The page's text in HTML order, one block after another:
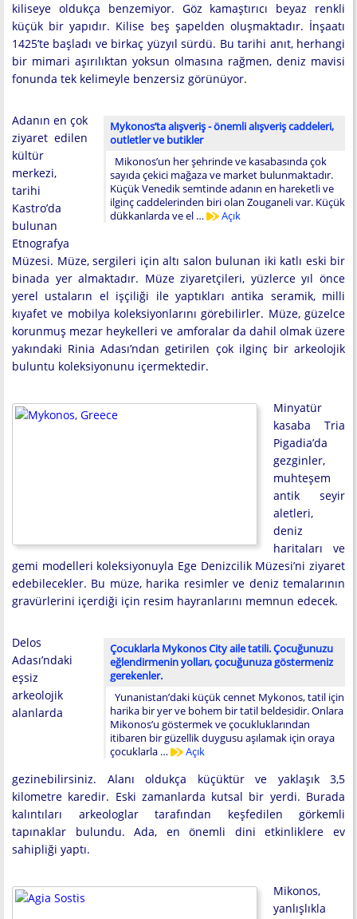
kiliseye oldukça benzemiyor. Göz kamaştırıcı beyaz renkli
küçük bir yapıdır. Kilise beş şapelden oluşmaktadır. İnşaatı
1425’te başladı ve birkaç yüzyıl sürdü. Bu tarihi anıt, herhangi
bir mimari aşırılıktan yoksun olmasına rağmen, deniz mavisi
fonunda tek kelimeyle benzersiz görünüyor.
Mykonos’ta alışveriş - önemli alışveriş caddeleri,
outletler ve butikler
Mikonos’un her şehrinde ve kasabasında çok
sayıda çekici mağaza ve market bulunmaktadır.
Küçük Venedik semtinde adanın en hareketli ve
ilginç caddelerinden biri olan Zouganeli var. Küçük
dükkanlarda ve el …
Açık
Adanın en çok
ziyaret edilen
kültür
merkezi,
tarihi
Kastro’da
bulunan
Etnografya
Müzesi. Müze, sergileri için altı salon bulunan iki katlı eski bir
binada yer almaktadır. Müze ziyaretçileri, yüzlerce yıl önce
yerel ustaların el işçiliği ile yaptıkları antika seramik, milli
kıyafet ve mobilya koleksiyonlarını görebilirler. Müze, güzelce
korunmuş mezar heykelleri ve amforalar da dahil olmak üzere
yakındaki Rinia Adası’ndan getirilen çok ilginç bir arkeolojik
buluntu koleksiyonunu içermektedir.
Minyatür
kasaba Tria
Pigadia’da
gezginler,
muhteşem
antik seyir
aletleri,
deniz
haritaları ve
gemi modelleri koleksiyonuyla Ege Denizcilik Müzesi’ni ziyaret
edebilecekler. Bu müze, harika resimler ve deniz temalarının
gravürlerini içerdiği için resim hayranlarını memnun edecek.
Çocuklarla Mykonos City aile tatili. Çocuğunuzu
eğlendirmenin yolları, çocuğunuza göstermeniz
gerekenler.
Yunanistan’daki küçük cennet Mykonos, tatil için
harika bir yer ve bohem bir tatil beldesidir. Onlara
Mikonos’u göstermek ve çocukluklarından
itibaren bir güzellik duygusu aşılamak için oraya
çocuklarla …
Açık
Delos
Adası’ndaki
eşsiz
arkeolojik
alanlarda
gezinebilirsiniz. Alanı oldukça küçüktür ve yaklaşık 3,5
kilometre karedir. Eski zamanlarda kutsal bir yerdi. Burada
kalıntıları arkeologlar tarafından keşfedilen görkemli
tapınaklar bulundu. Ada, en önemli dini etkinliklere ev
sahipliği yaptı.
Mikonos,
yanlışlıkla